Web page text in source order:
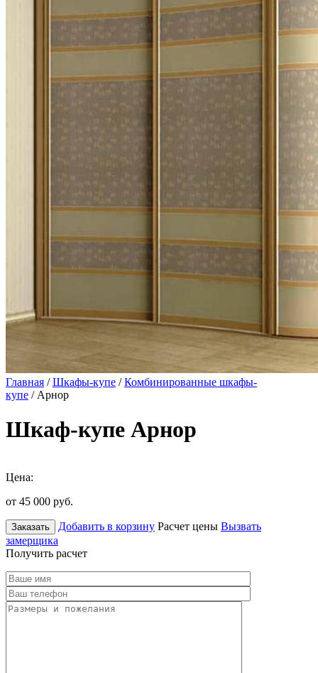
Главная /Шкафы-купе /Комбинированные шкафы-
купе / Арнор
Шкаф-купе Арнор
Цена:
от 45 000 руб.
Заказать Добавить в корзину Расчет цены Вызвать
замерщика
Получить расчет